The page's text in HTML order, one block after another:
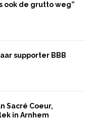
ook de grutto weg”
supporter BBB
Sacré Coeur,
in Arnhem